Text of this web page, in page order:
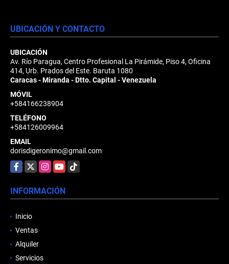
UBICACIÓN Y CONTACTO
UBICACIÓN
Av. Río Paragua, Centro Profesional La Pirámide, Piso 4, Oficina
414, Urb. Prados del Este. Baruta 1080
Caracas - Miranda - Dtto. Capital - Venezuela
MÓVIL
+584166238904
TELÉFONO
+584126009964
EMAIL
dorisdigeronimo@gmail.com
Facebook
X Instagram
YouTubeTikTok
INFORMACIÓN
Inicio
Ventas
Alquiler
Servicios